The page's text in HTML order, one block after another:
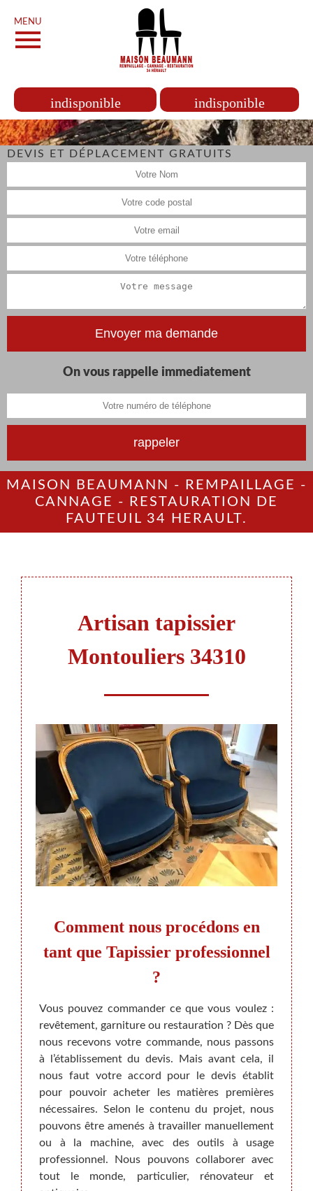
MENU
indisponible indisponible
DEVIS ET DÉPLACEMENT GRATUITS
On vous rappelle immediatement
MAISON BEAUMANN - REMPAILLAGE -
CANNAGE - RESTAURATION DE
FAUTEUIL 34 HERAULT.
Artisan tapissier
Montouliers 34310
de
ne
chez
Pour
tous
Comment nous procédons en
tant que Tapissier professionnel
?
Vous pouvez commander ce que vous voulez :
revêtement, garniture ou restauration ? Dès que
nous recevons votre commande, nous passons
à l’établissement du devis. Mais avant cela, il
nous faut votre accord pour le devis établit
pour pouvoir acheter les matières premières
nécessaires. Selon le contenu du projet, nous
pouvons être amenés à travailler manuellement
ou à la machine, avec des outils à usage
professionnel. Nous pouvons collaborer avec
tout le monde, particulier, rénovateur et
Un
le
de
très
la